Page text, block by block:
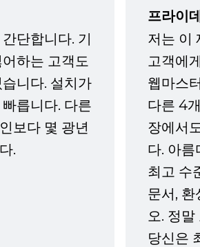
단합니다. 기
하는 고객도
니다. 설치가
릅니다. 다른
보다 몇 광년
.
프라이
저는 이
고객에
웹마스
다른 4
장에서
다. 아름
최고 수
문서,
오. 정
당신은